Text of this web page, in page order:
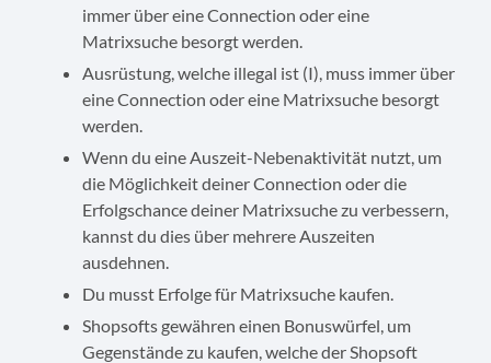
immer über eine Connection oder eine
Matrixsuche besorgt werden.
Ausrüstung, welche illegal ist (I), muss immer über
eine Connection oder eine Matrixsuche besorgt
werden.
Wenn du eine Auszeit-Nebenaktivität nutzt, um
die Möglichkeit deiner Connection oder die
Erfolgschance deiner Matrixsuche zu verbessern,
kannst du dies über mehrere Auszeiten
ausdehnen.
Du musst Erfolge für Matrixsuche kaufen.
Shopsofts gewähren einen Bonuswürfel, um
Gegenstände zu kaufen, welche der Shopsoft